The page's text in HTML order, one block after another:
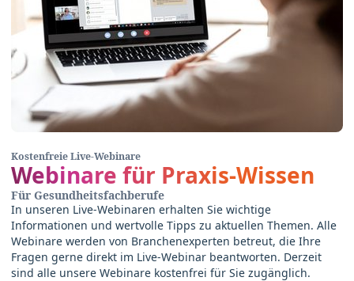
Kostenfreie Live-Webinare
Webinare für Praxis-Wissen
Für Gesundheitsfachberufe
In unseren Live-Webinaren erhalten Sie wichtige
Informationen und wertvolle Tipps zu aktuellen Themen. Alle
Webinare werden von Branchenexperten betreut, die Ihre
Fragen gerne direkt im Live-Webinar beantworten. Derzeit
sind alle unsere Webinare kostenfrei für Sie zugänglich.